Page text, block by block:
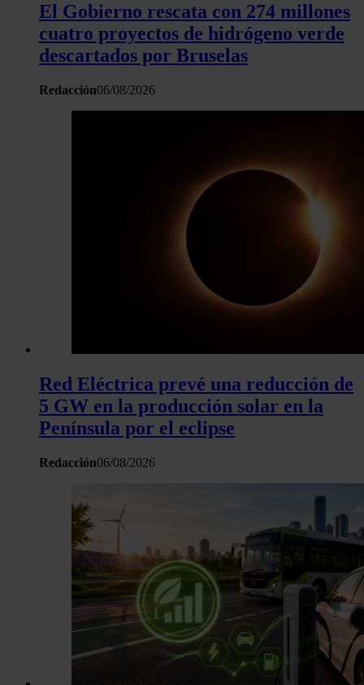
El Gobierno rescata con 274 millones
cuatro proyectos de hidrógeno verde
descartados por Bruselas
Redacción06/08/2026
Red Eléctrica prevé una reducción de
5 GW en la producción solar en la
Península por el eclipse
Redacción06/08/2026